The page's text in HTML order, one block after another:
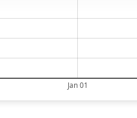
Jan 01